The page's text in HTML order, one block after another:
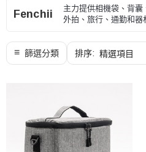
Fenchii
主力提供相機袋、背
外拍、旅行、通勤和器